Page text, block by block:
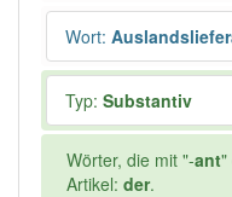
Wort:
Typ: Substantiv
Wörter, die mit "-ant"
Artikel: der.